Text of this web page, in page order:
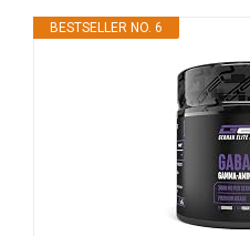
BESTSELLER NO. 6